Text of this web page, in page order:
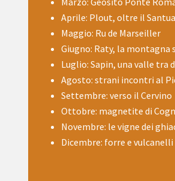
Aprile: Plout, oltre il
Maggio: Ru de Marseiller
Giugno: Raty, la montagna
Luglio: Sapin, una valle tra
Agosto: strani incontri al
Settembre: verso il Cervino
Ottobre: magnetite di
Novembre: le vigne dei
Dicembre: forre e vulcanelli